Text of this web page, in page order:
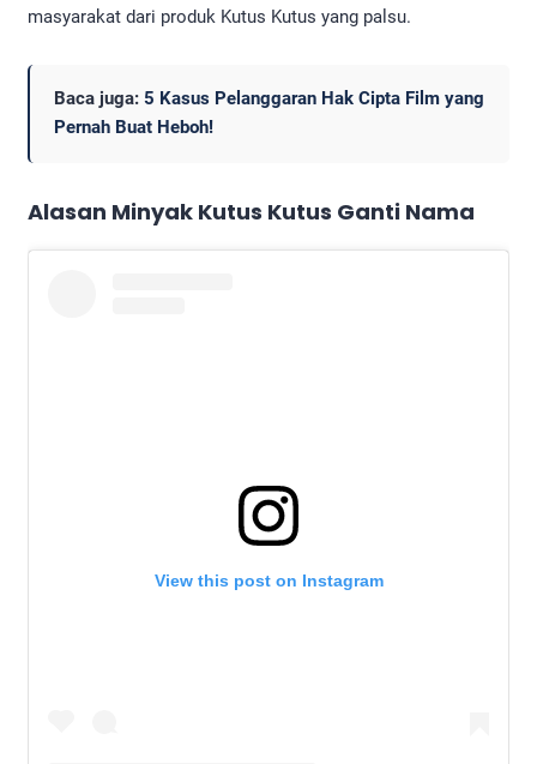
masyarakat dari produk Kutus Kutus yang palsu.
Baca juga: 5 Kasus Pelanggaran Hak Cipta Film yang
Pernah Buat Heboh!
Alasan Minyak Kutus Kutus Ganti Nama
View this post on Instagram